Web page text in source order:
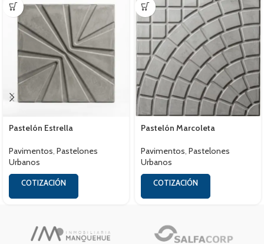
Pastelón Estrella
Pavimentos, Pastelones
Urbanos
COTIZACIÓN
Pastelón Marcoleta
Pavimentos, Pastelones
Urbanos
COTIZACIÓN